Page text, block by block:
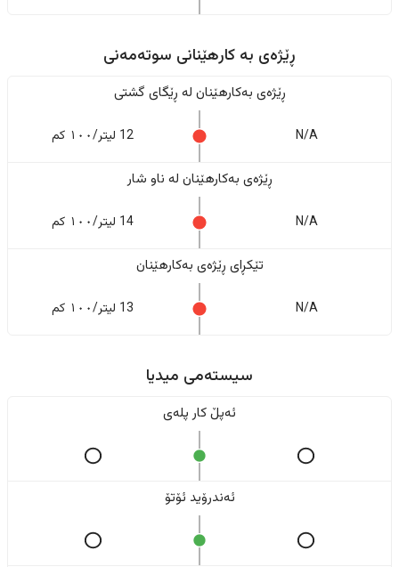
ڕێژەى به کارهێنانی سوتەمەنی
ڕێژەى بەکارهێنان له ڕێگای گشتی
N/A 12 لیتر/١٠٠ کم
ڕێژەى بەکارهێنان له ناو شار
N/A 14 لیتر/١٠٠ کم
تێکڕای ڕێژەى بەکارهێنان
N/A 13 لیتر/١٠٠ کم
سیستەمی میدیا
ئەپڵ کار پلەی
ئەندرۆید ئۆتۆ